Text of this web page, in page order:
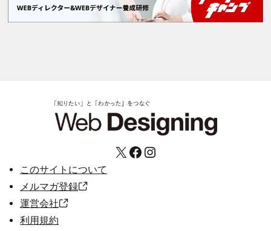
X Facebook Instagram
このサイトについて
メルマガ登録
運営会社
利用規約